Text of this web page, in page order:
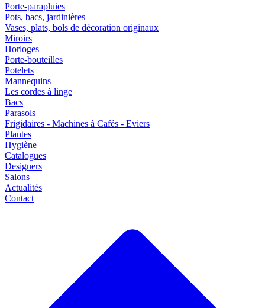
Porte-parapluies
Pots, bacs, jardinières
Vases, plats, bols de décoration originaux
Miroirs
Horloges
Porte-bouteilles
Potelets
Mannequins
Les cordes à linge
Bacs
Parasols
Frigidaires - Machines à Cafés - Eviers
Plantes
Hygiène
Catalogues
Designers
Salons
Actualités
Contact